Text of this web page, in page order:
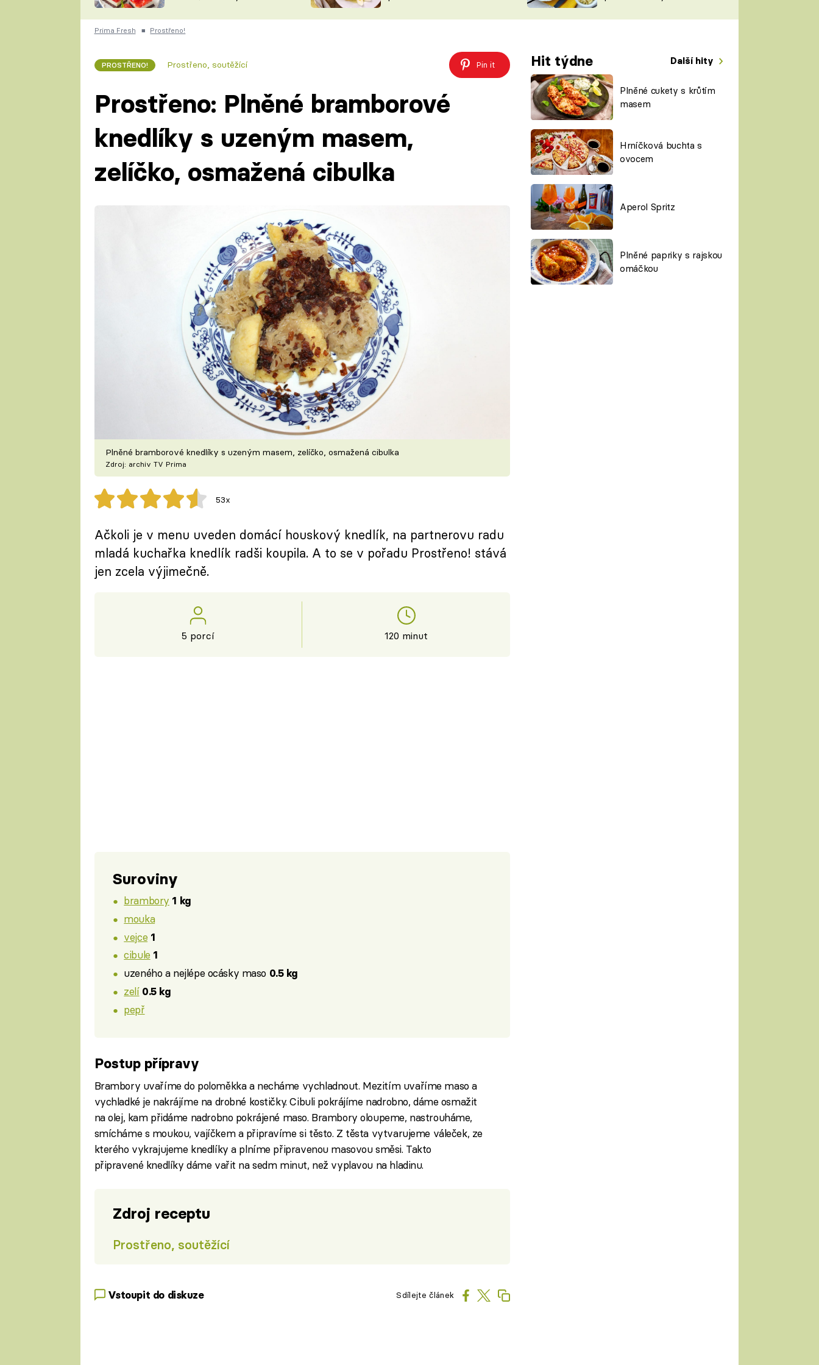
ČESKO NA TALÍŘI
KUCHAŘKA
VYCHYTÁVKY
ŠÉFREDAKTORKY
ČASOPIS
Prima Fresh ■ Prostřeno!
PROSTŘENO! Prostřeno, soutěžící Pin it Hit týdne Další hity
Plněné cukety s krůtím
masem
Hrníčková buchta s
ovocem
Aperol Spritz
Plněné papriky s rajskou
omáčkou
Prostřeno: Plněné bramborové
knedlíky s uzeným masem,
zelíčko, osmažená cibulka
Plněné bramborové knedlíky s uzeným masem, zelíčko, osmažená cibulka
Zdroj: archiv TV Prima
53x
Ačkoli je v menu uveden domácí houskový knedlík, na partnerovu radu
mladá kuchařka knedlík radši koupila. A to se v pořadu Prostřeno! stává
jen zcela výjimečně.
5 porcí 120 minut
Suroviny
brambory 1 kg
mouka
vejce 1
cibule 1
uzeného a nejlépe ocásky maso 0.5 kg
zelí 0.5 kg
pepř
Postup přípravy
Brambory uvaříme do poloměkka a necháme vychladnout. Mezitím uvaříme maso a
vychladké je nakrájíme na drobné kostičky. Cibuli pokrájíme nadrobno, dáme osmažit
na olej, kam přidáme nadrobno pokrájené maso. Brambory oloupeme, nastrouháme,
smícháme s moukou, vajíčkem a připravíme si těsto. Z těsta vytvarujeme váleček, ze
kterého vykrajujeme knedlíky a plníme připravenou masovou směsi. Takto
připravené knedlíky dáme vařit na sedm minut, než vyplavou na hladinu.
Zdroj receptu
Prostřeno, soutěžící
Vstoupit do diskuze Sdílejte článek